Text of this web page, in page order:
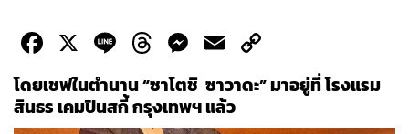
Facebook
X LineThreads
Messenger
Email
Link
โดยเชฟในตำนาน “ซาโตชิ ซาวาดะ” มาอยู่ที่ โรงแรม
สินธร เคมปินสกี้ กรุงเทพฯ แล้ว